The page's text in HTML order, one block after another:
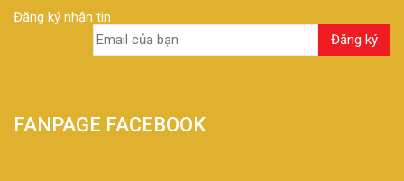
Đăng ký nhận tin
FANPAGE FACEBOOK